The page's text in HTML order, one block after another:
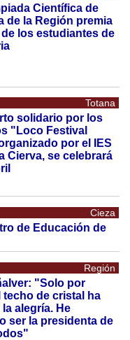
Científica de
de la Región premia
los estudiantes de
Totana
solidario por los
"Loco Festival
por el IES
Cierva, se celebrará
Cieza
de Educación de
Región
"Solo por
techo de cristal ha
alegría. He
ser la presidenta de